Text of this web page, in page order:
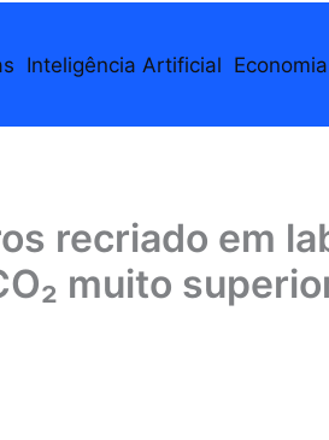
Inteligência Artificial Economia
recriado em
muito